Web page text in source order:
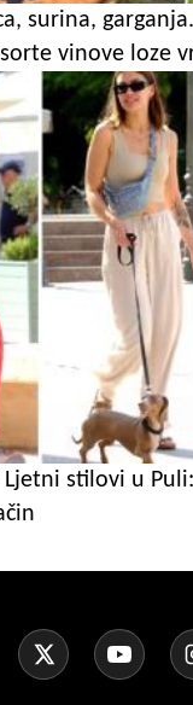
surina,
vinove loze
/ Ljetni stilovi u